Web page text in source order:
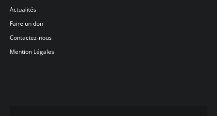
Actualités
Faire un don
Contactez-nous
Mention Légales